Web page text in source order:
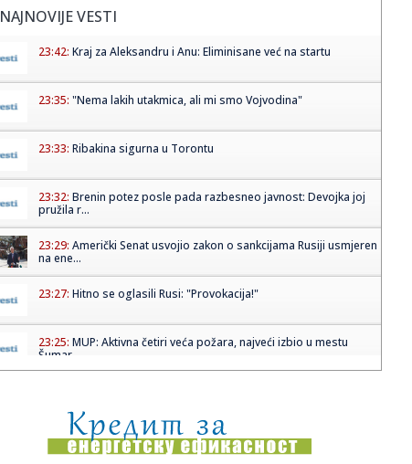
NAJNOVIJE VESTI
23:42: Kraj za Aleksandru i Anu: Eliminisane već na startu
23:35: "Nema lakih utakmica, ali mi smo Vojvodina"
23:33: Ribakina sigurna u Torontu
23:32: Brenin potez posle pada razbesneo javnost: Devojka joj
pružila r...
23:29: Američki Senat usvojio zakon o sankcijama Rusiji usmjeren
na ene...
23:27: Hitno se oglasili Rusi: "Provokacija!"
23:25: MUP: Aktivna četiri veća požara, najveći izbio u mestu
Šumar...
23:22:KAKVA PORUKA PRED NASTAVAK SEZONE: Srbija nadigrala
Rusiju posle ...